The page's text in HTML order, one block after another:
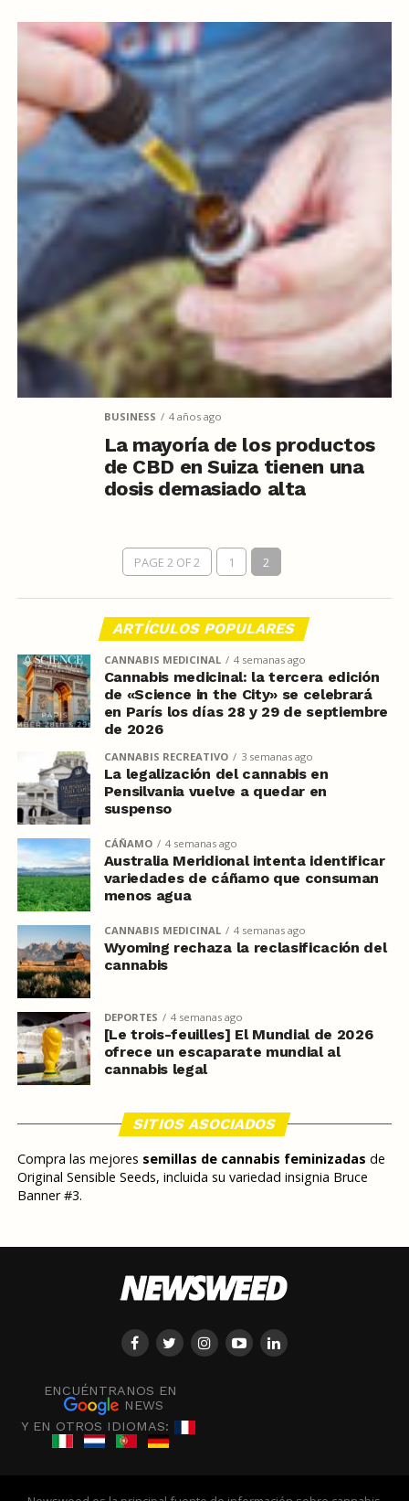
BUSINESS 4 años ago
La mayoría de los productos
de CBD en Suiza tienen una
dosis demasiado alta
PAGE 2 OF 2 1 2
ARTÍCULOS POPULARES
CANNABIS MEDICINAL 4 semanas ago
Cannabis medicinal: la tercera edición
de «Science in the City» se celebrará
en París los días 28 y 29 de septiembre
de 2026
CANNABIS RECREATIVO 3 semanas ago
La legalización del cannabis en
Pensilvania vuelve a quedar en
suspenso
CÁÑAMO 4 semanas ago
Australia Meridional intenta identificar
variedades de cáñamo que consuman
menos agua
CANNABIS MEDICINAL 4 semanas ago
Wyoming rechaza la reclasificación del
cannabis
DEPORTES 4 semanas ago
[Le trois-feuilles] El Mundial de 2026
ofrece un escaparate mundial al
cannabis legal
SITIOS ASOCIADOS
Compra las mejores semillas de cannabis feminizadas de
Original Sensible Seeds, incluida su variedad insignia Bruce
Banner #3.
ENCUÉNTRANOS EN
NEWS
Y EN OTROS IDIOMAS: